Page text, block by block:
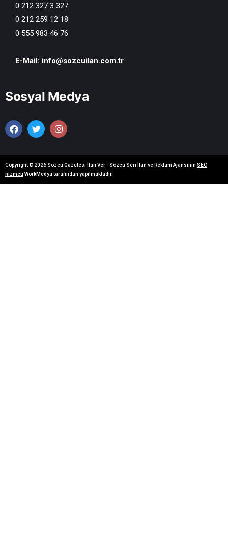
0 212 327 3 327
0 212 259 12 18
0 555 983 46 76
E-Mail: info@sozcuilan.com.tr
Sosyal Medya
Copyright © 2026 Sözcü Gazetesi İlan Ver - Sözcü Seri İlan ve Reklam Ajansının SEO
hizmeti WorkMedya tarafından yapılmaktadır.